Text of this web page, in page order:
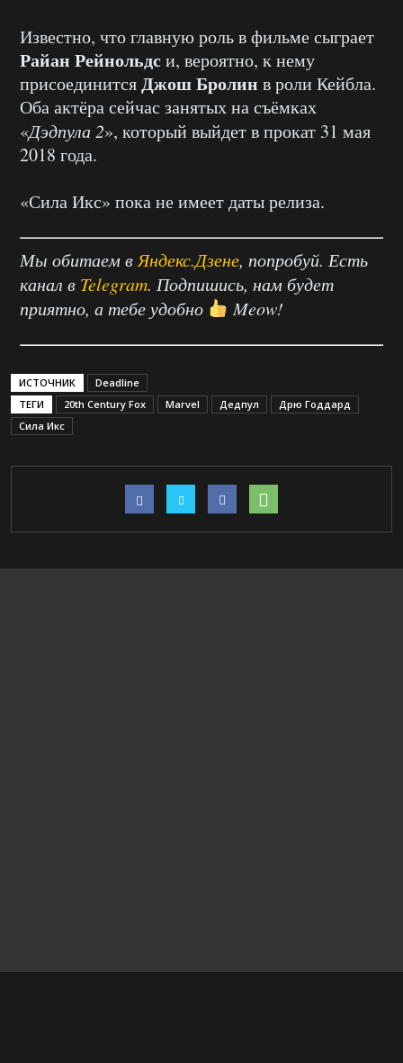
Известно, что главную роль в фильме сыграет
Райан Рейнольдси, вероятно, к нему
присоединитсяДжош Бролин в роли Кейбла.
Оба актёра сейчас занятых на съёмках
«Дэдпула 2», который выйдет в прокат 31 мая
2018 года.
«Сила Икс» пока не имеет даты релиза.
Мы обитаем вЯндекс.Дзене, попробуй. Есть
канал в Telegram. Подпишись, нам будет
приятно, а тебе удобно
Meow!
ИСТОЧНИК
Deadline
ТЕГИ
20th Century Fox Marvel Дедпул
Дрю Годдард
Сила Икс